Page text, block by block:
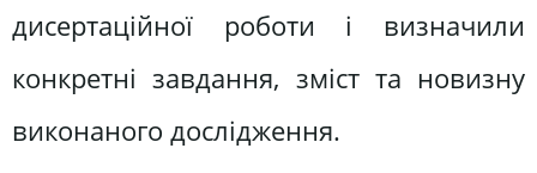
дисертаційної роботи і визначили
конкретні завдання, зміст та новизну
виконаного дослідження.